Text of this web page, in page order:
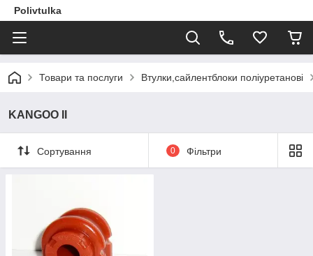
Polivtulka
Товари та послуги Втулки,сайлентблоки поліуретанові
KANGOO II
Сортування 0 Фільтри